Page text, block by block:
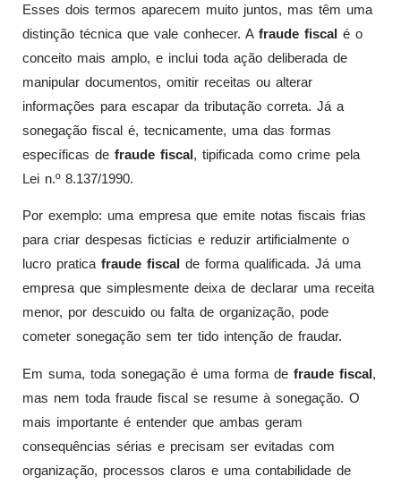
Esses dois termos aparecem muito juntos, mas têm uma
distinção técnica que vale conhecer. A fraude fiscal é o
conceito mais amplo, e inclui toda ação deliberada de
manipular documentos, omitir receitas ou alterar
informações para escapar da tributação correta. Já a
sonegação fiscal é, tecnicamente, uma das formas
específicas de fraude fiscal, tipificada como crime pela
Lei n.º 8.137/1990.
Por exemplo: uma empresa que emite notas fiscais frias
para criar despesas fictícias e reduzir artificialmente o
lucro pratica fraude fiscal de forma qualificada. Já uma
empresa que simplesmente deixa de declarar uma receita
menor, por descuido ou falta de organização, pode
cometer sonegação sem ter tido intenção de fraudar.
Em suma, toda sonegação é uma forma de fraude fiscal,
mas nem toda fraude fiscal se resume à sonegação. O
mais importante é entender que ambas geram
consequências sérias e precisam ser evitadas com
organização, processos claros e uma contabilidade de